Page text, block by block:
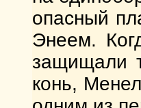
опасный
Энеем.
защищали
конь,